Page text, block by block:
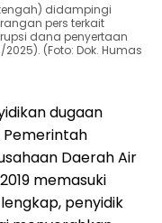
didampingi
pers terkait
dana penyertaan
(Foto: Dok. Humas
dugaan
Daerah Air
memasuki
penyidik